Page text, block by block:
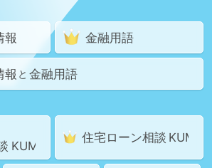
報 金融用語
報 と 金融用語
住宅ローン相談